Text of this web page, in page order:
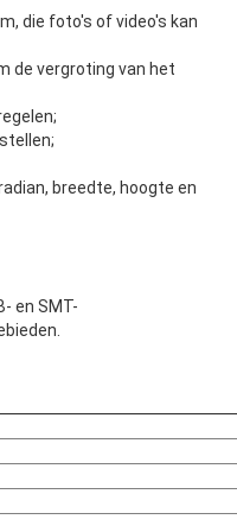
die foto's of video's kan
de vergroting van het
breedte, hoogte en
en SMT-